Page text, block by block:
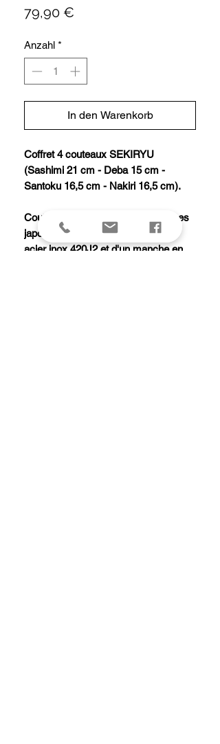
79,90 €
Anzahl *
In den Warenkorb
Coffret 4 couteaux SEKIRYU
(Sashimi 21 cm - Deba 15 cm -
Santoku 16,5 cm - Nakiri 16,5 cm).
Couteaux de fabrication et de formes
japonaises équipés d'une lame en
acier inox 420J2 et d'un manche en